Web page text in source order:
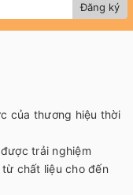
Đăng ký
của thương hiệu thời
trải nghiệm
chất liệu cho đến